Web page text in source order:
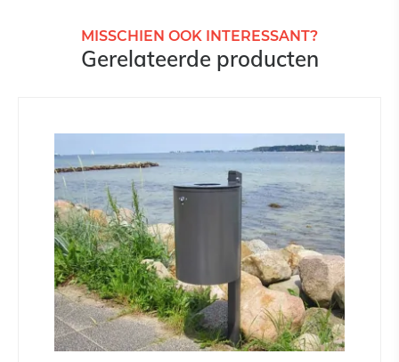
MISSCHIEN OOK INTERESSANT?
Gerelateerde producten